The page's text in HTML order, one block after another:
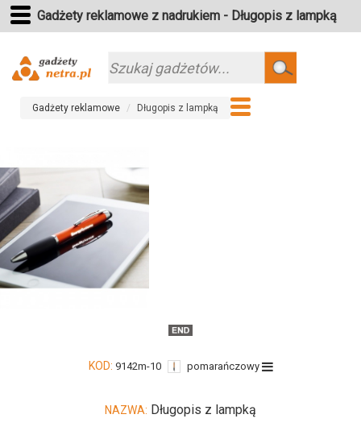
Gadżety reklamowe z nadrukiem - Długopis z lampką
Szukaj
Gadżety reklamowe Długopis z lampką
KOD: 9142m-10 pomarańczowy
NAZWA: Długopis z lampką